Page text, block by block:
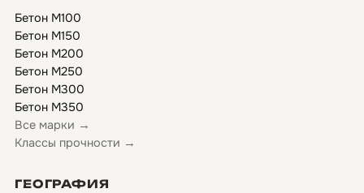
Бетон М100
Бетон М150
Бетон М200
Бетон М250
Бетон М300
Бетон М350
Все марки →
Классы прочности →
ГЕОГРАФИЯ